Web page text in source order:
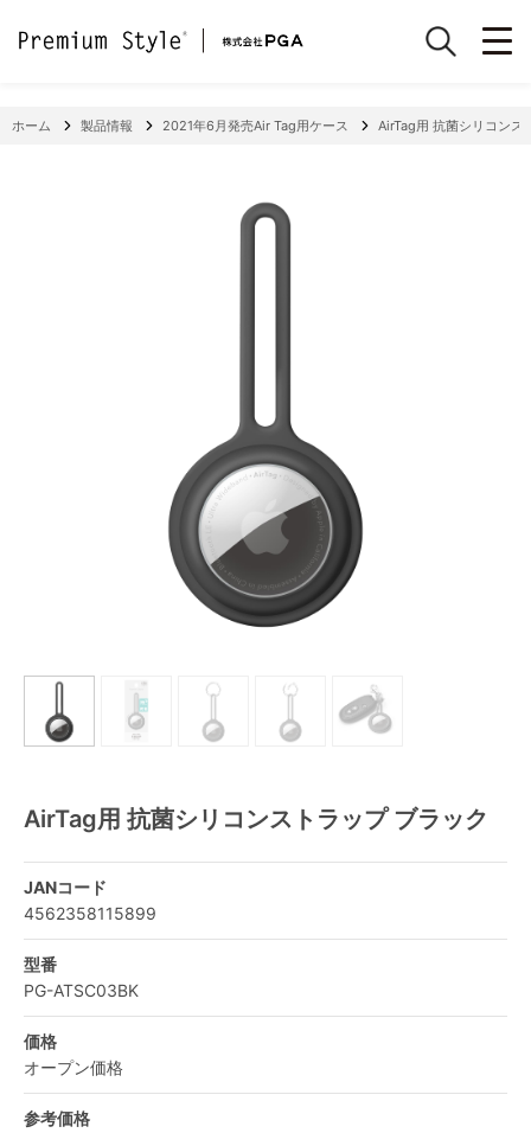
ホーム 製品情報 2021年6月発売Air Tag用ケース AirTag用 抗菌シリコンス
AirTag用 抗菌シリコンストラップ ブラック
JANコード
4562358115899
型番
PG-ATSC03BK
価格
オープン価格
参考価格